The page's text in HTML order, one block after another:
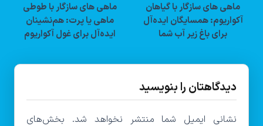
ماهی های سازگار با گیاهان
آکواریوم: همسایگان ایده‌آل
برای باغ زیر آب شما
ماهی های سازگار با طوطی
ماهی یا پرت: هم‌نشینان
ایده‌آل برای غول آکواریوم
دیدگاهتان را بنویسید
نشانی ایمیل شما منتشر نخواهد شد.
بخش‌های